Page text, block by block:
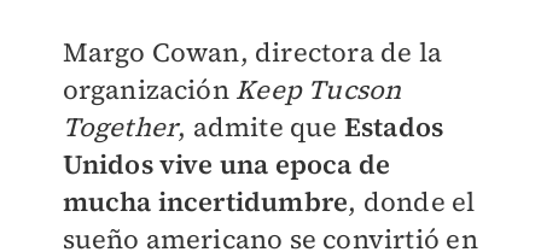
Margo Cowan, directora de la
organización Keep Tucson
Together, admite que Estados
Unidos vive una epoca de
mucha incertidumbre, donde el
sueño americano se convirtió en